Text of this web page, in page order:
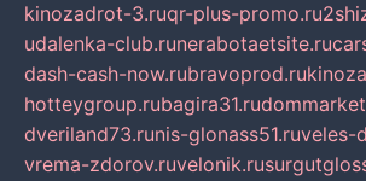
kinozadrot-3.ruqr-plus-promo.ru
udalenka-club.runerabotaetsite.ru
dash-cash-now.rubravoprod.ru
hotteygroup.rubagira31.ru
dveriland73.runis-glonass51.ruveles-
vrema-zdorov.ruvelonik.ru